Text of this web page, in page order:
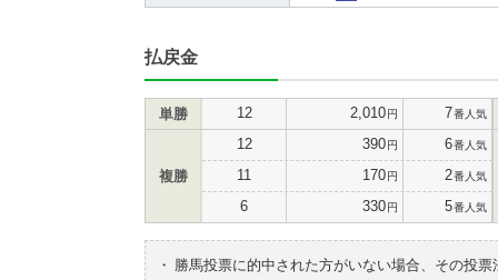
払戻金
単勝 12 2,010円 7番人気
複勝
12 390円 6番人気
11 170円 2番人気
6 330円 5番人気
・
勝馬投票に的中された方がいない場合、その投